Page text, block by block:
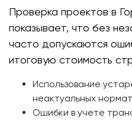
Проверка проектов в
показывает, что без
часто допускаются
итоговую стоимость
Использование
неактуальных
Ошибки в учете